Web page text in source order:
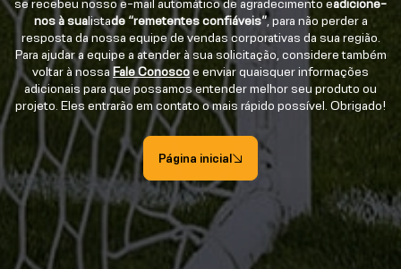
se recebeu nosso e-mail automático de agradecimento eadicione-
nos à sualistade “remetentes confiáveis”, para não perder a
resposta da nossa equipe de vendas corporativas da sua região.
Para ajudar a equipe a atender à sua solicitação, considere também
voltar à nossa Fale Conoscoe enviar quaisquer informações
adicionais para que possamos entender melhor seu produto ou
projeto. Eles entrarão em contato o mais rápido possível. Obrigado!
Página inicial